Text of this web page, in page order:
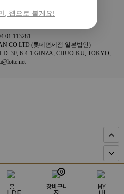
홈 장바구니
0
MY
01 113281
CO LTD (롯데면세점 일본법인)
3F, 6-4-1 GINZA, CHUO-KU, TOKYO,
, 웹으로 볼게요!